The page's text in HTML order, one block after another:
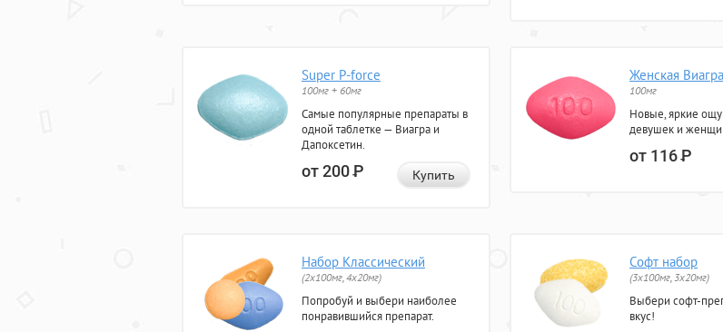
Super P-force
100мг + 60мг
Самые популярные препараты в
одной таблетке — Виагра и
Дапоксетин.
от 200Р Купить
Женская Виагра
100мг
Новые, яркие
девушек и
от 116Р
Набор Классический
(2x100мг, 4x20мг)
Попробуй и выбери наиболее
понравившийся препарат.
Софт набор
(3x100мг, 3x20мг)
Выбери софт-
вкус!